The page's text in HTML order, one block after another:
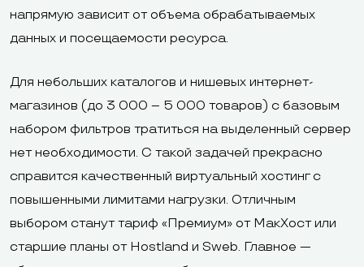
напрямую зависит от объема обрабатываемых
данных и посещаемости ресурса.
Для небольших каталогов и нишевых интернет-
магазинов (до 3 000 – 5 000 товаров) с базовым
набором фильтров тратиться на выделенный сервер
нет необходимости. С такой задачей прекрасно
справится качественный виртуальный хостинг с
повышенными лимитами нагрузки. Отличным
выбором станут тариф «Премиум» от МакХост или
старшие планы от Hostland и Sweb. Главное —